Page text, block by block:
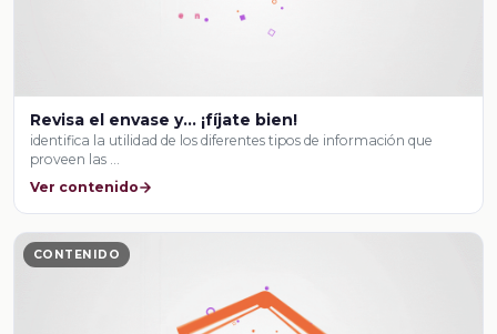
Revisa el envase y... ¡fíjate bien!
identifica la utilidad de los diferentes tipos de información que
proveen las …
Ver contenido
CONTENIDO